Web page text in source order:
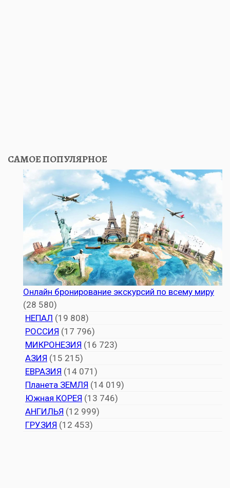
САМОЕ ПОПУЛЯРНОЕ
Онлайн бронирование экскурсий по всему миру
(28 580)
НЕПАЛ (19 808)
РОССИЯ (17 796)
МИКРОНЕЗИЯ (16 723)
АЗИЯ (15 215)
ЕВРАЗИЯ (14 071)
Планета ЗЕМЛЯ (14 019)
Южная КОРЕЯ (13 746)
АНГИЛЬЯ (12 999)
ГРУЗИЯ (12 453)